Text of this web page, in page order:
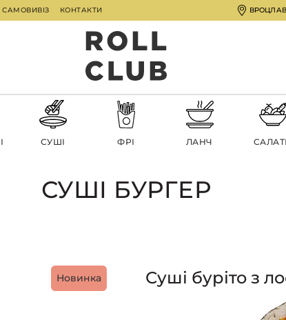
САМОВИВІЗ КОНТАКТИ ВРОЦЛАВ
СУШІ ФРІ ЛАНЧ
СУШІ БУРГЕР
Новинка Суші буріто з